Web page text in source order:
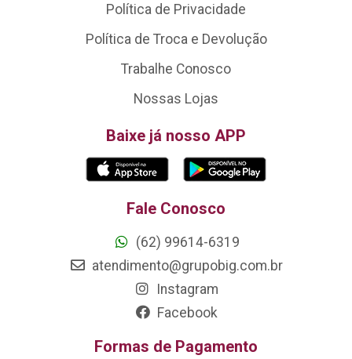
Política de Privacidade
Política de Troca e Devolução
Trabalhe Conosco
Nossas Lojas
Baixe já nosso APP
Fale Conosco
(62) 99614-6319
atendimento@grupobig.com.br
Instagram
Facebook
Formas de Pagamento